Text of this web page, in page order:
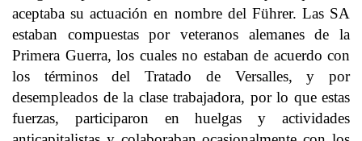
aceptaba su actuación en nombre del Führer. Las SA
estaban compuestas por veteranos alemanes de la
Primera Guerra, los cuales no estaban de acuerdo con
los términos del Tratado de Versalles, y por
desempleados de la clase trabajadora, por lo que estas
fuerzas, participaron en huelgas y actividades